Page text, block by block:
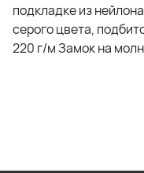
подкладке из
серого цвета,
220 г/м Замок на